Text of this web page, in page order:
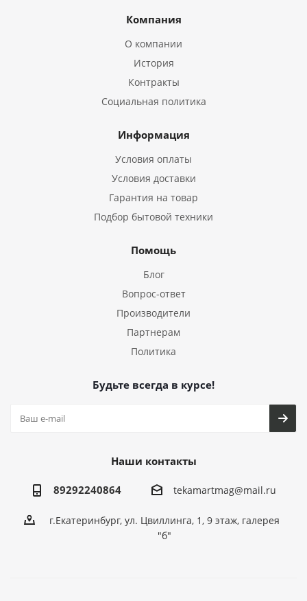
Компания
О компании
История
Контракты
Социальная политика
Информация
Условия оплаты
Условия доставки
Гарантия на товар
Подбор бытовой техники
Помощь
Блог
Вопрос-ответ
Производители
Партнерам
Политика
Будьте всегда в курсе!
Наши контакты
89292240864 tekamartmag@mail.ru
г.Екатеринбург, ул. Цвиллинга, 1, 9 этаж, галерея
"б"